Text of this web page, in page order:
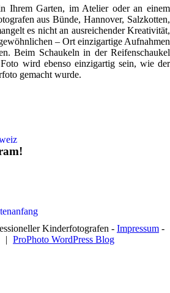
Ihrem Garten, im Atelier oder an einem
aus Bünde, Hannover, Salzkotten,
es nicht an ausreichender Kreativität,
– Ort einzigartige Aufnahmen
Beim Schaukeln in der Reifenschaukel
wird ebenso einzigartig sein, wie der
gemacht wurde.
Kinderfotografen - Impressum -
| ProPhoto WordPress Blog